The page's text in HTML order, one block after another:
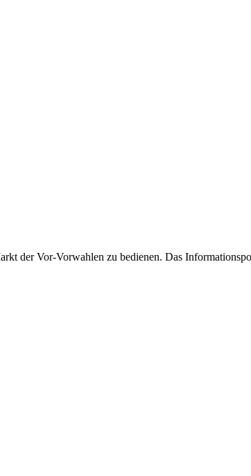
der Vor-Vorwahlen zu bedienen. Das